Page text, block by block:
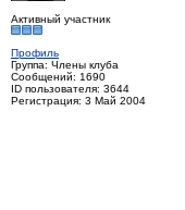
Активный участник
Профиль
Группа: Члены клуба
Сообщений: 1690
ID пользователя: 3644
Регистрация: 3 Май 2004